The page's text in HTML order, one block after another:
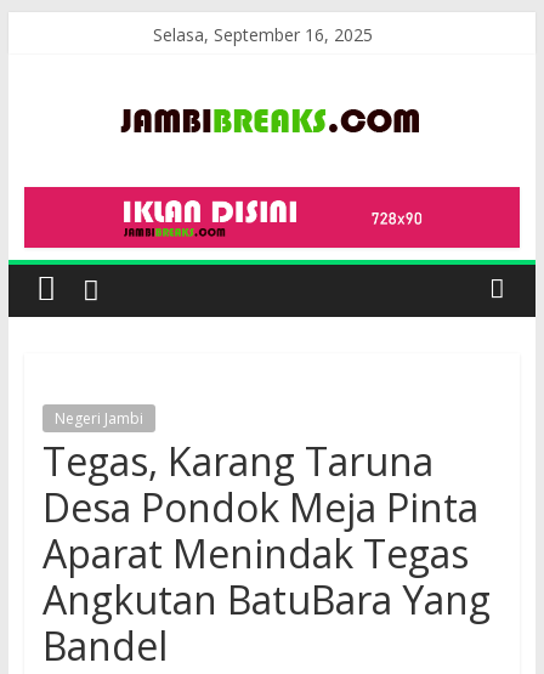
Selasa, September 16, 2025
JambiBreaks
Negeri Jambi
Tegas, Karang Taruna
Desa Pondok Meja Pinta
Aparat Menindak Tegas
Angkutan BatuBara Yang
Bandel